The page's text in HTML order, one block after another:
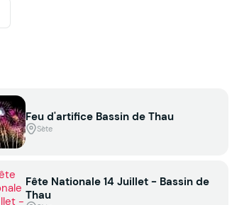
Feu d'artifice Bassin de Thau
Sète
Fête Nationale 14 Juillet - Bassin de
Thau